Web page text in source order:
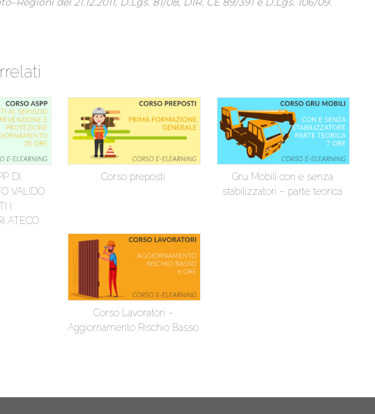
DI
VALIDO
I
ATECO
Corso preposti
Gru Mobili con e senza
stabilizzatori – parte teorica
Corso Lavoratori –
Aggiornamento Rischio Basso